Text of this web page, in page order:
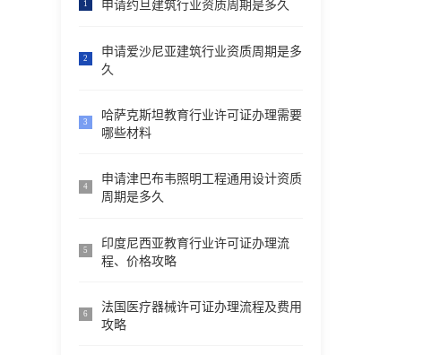
1 申请约旦建筑行业资质周期是多久
2
申请爱沙尼亚建筑行业资质周期是多
久
3
哈萨克斯坦教育行业许可证办理需要
哪些材料
4
申请津巴布韦照明工程通用设计资质
周期是多久
5
印度尼西亚教育行业许可证办理流
程、价格攻略
6
法国医疗器械许可证办理流程及费用
攻略